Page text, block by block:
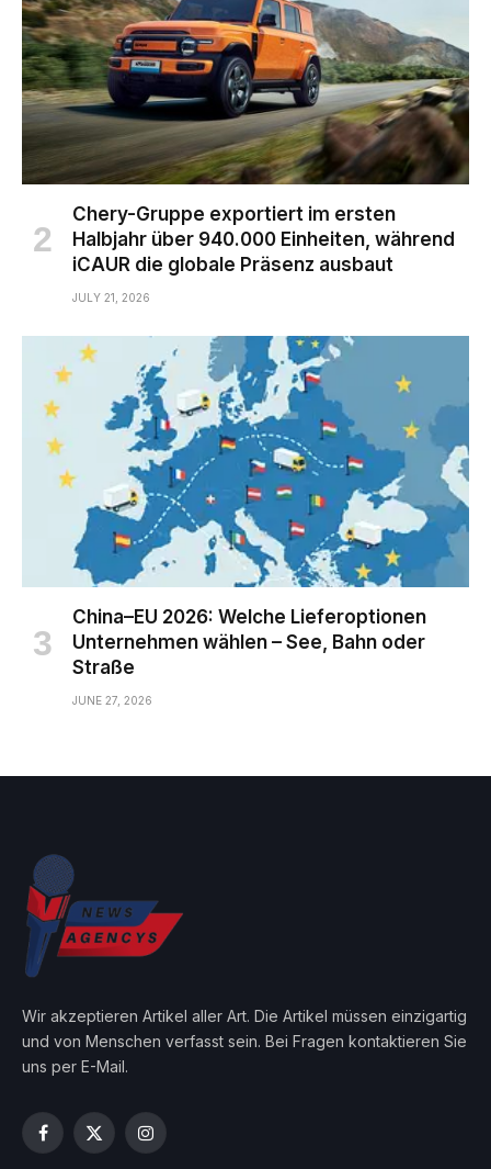
Chery-Gruppe exportiert im ersten
Halbjahr über 940.000 Einheiten, während
iCAUR die globale Präsenz ausbaut
JULY 21, 2026
China–EU 2026: Welche Lieferoptionen
Unternehmen wählen – See, Bahn oder
Straße
JUNE 27, 2026
Wir akzeptieren Artikel aller Art. Die Artikel müssen einzigartig
und von Menschen verfasst sein. Bei Fragen kontaktieren Sie
uns per E-Mail.
Facebook
X
Instagram